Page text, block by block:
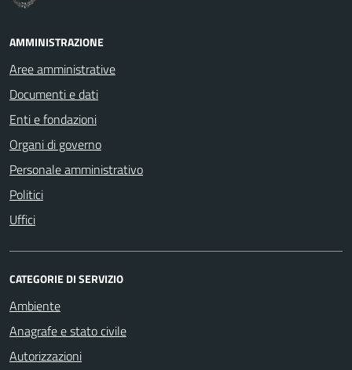
AMMINISTRAZIONE
Aree amministrative
Documenti e dati
Enti e fondazioni
Organi di governo
Personale amministrativo
Politici
Uffici
CATEGORIE DI SERVIZIO
Ambiente
Anagrafe e stato civile
Autorizzazioni